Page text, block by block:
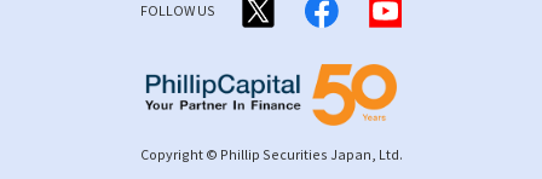
FOLLOW US
Copyright © Phillip Securities Japan, Ltd.